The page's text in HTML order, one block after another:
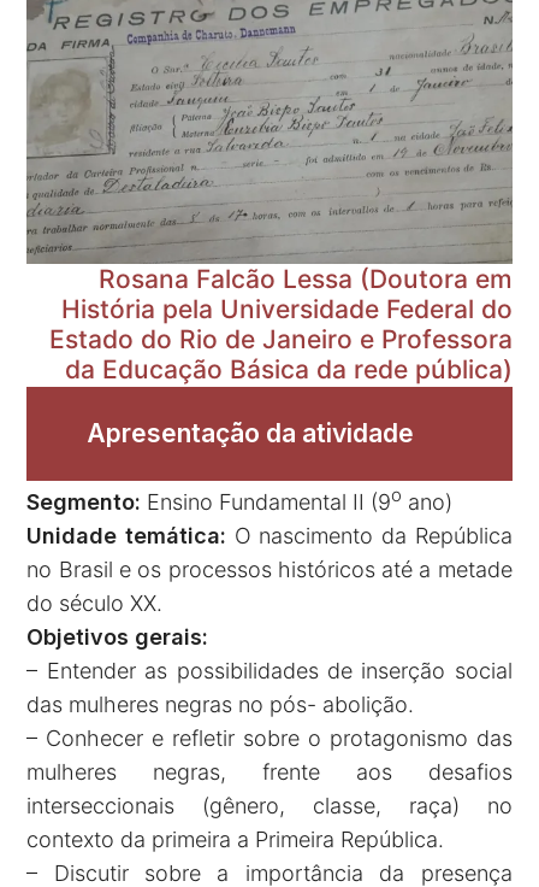
Rosana Falcão Lessa (Doutora em
História pela Universidade Federal do
Estado do Rio de Janeiro e Professora
da Educação Básica da rede pública)
Apresentação da atividade
Segmento: Ensino Fundamental II (9o ano)
Unidade temática: O nascimento da República
no Brasil e os processos históricos até a metade
do século XX.
Objetivos gerais:
– Entender as possibilidades de inserção social
das mulheres negras no pós- abolição.
– Conhecer e refletir sobre o protagonismo das
mulheres negras, frente aos desafios
interseccionais (gênero, classe, raça) no
contexto da primeira a Primeira República.
– Discutir sobre a importância da presença